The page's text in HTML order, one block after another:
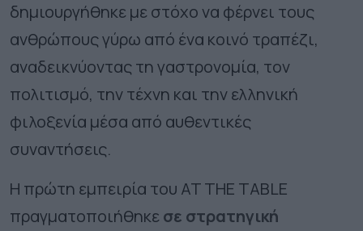
δημιουργήθηκε με στόχο να φέρνει τους
ανθρώπους γύρω από ένα κοινό τραπέζι,
αναδεικνύοντας τη γαστρονομία, τον
πολιτισμό, την τέχνη και την ελληνική
φιλοξενία μέσα από αυθεντικές
συναντήσεις.
Η πρώτη εμπειρία του AT THE TABLE
πραγματοποιήθηκεσε στρατηγική